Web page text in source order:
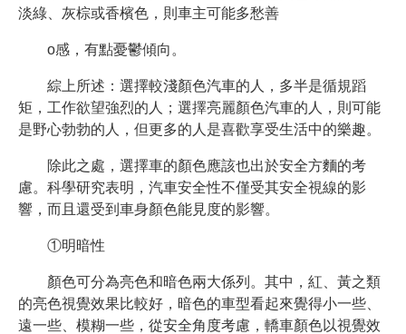
淡綠、灰棕或香檳色，則車主可能多愁善
o感，有點憂鬱傾向。
綜上所述：選擇較淺顏色汽車的人，多半是循規蹈
矩，工作欲望強烈的人；選擇亮麗顏色汽車的人，則可能
是野心勃勃的人，但更多的人是喜歡享受生活中的樂趣。
除此之處，選擇車的顏色應該也出於安全方麵的考
慮。科學研究表明，汽車安全性不僅受其安全視線的影
響，而且還受到車身顏色能見度的影響。
①明暗性
顏色可分為亮色和暗色兩大係列。其中，紅、黃之類
的亮色視覺效果比較好，暗色的車型看起來覺得小一些、
遠一些、模糊一些，從安全角度考慮，轎車顏色以視覺效